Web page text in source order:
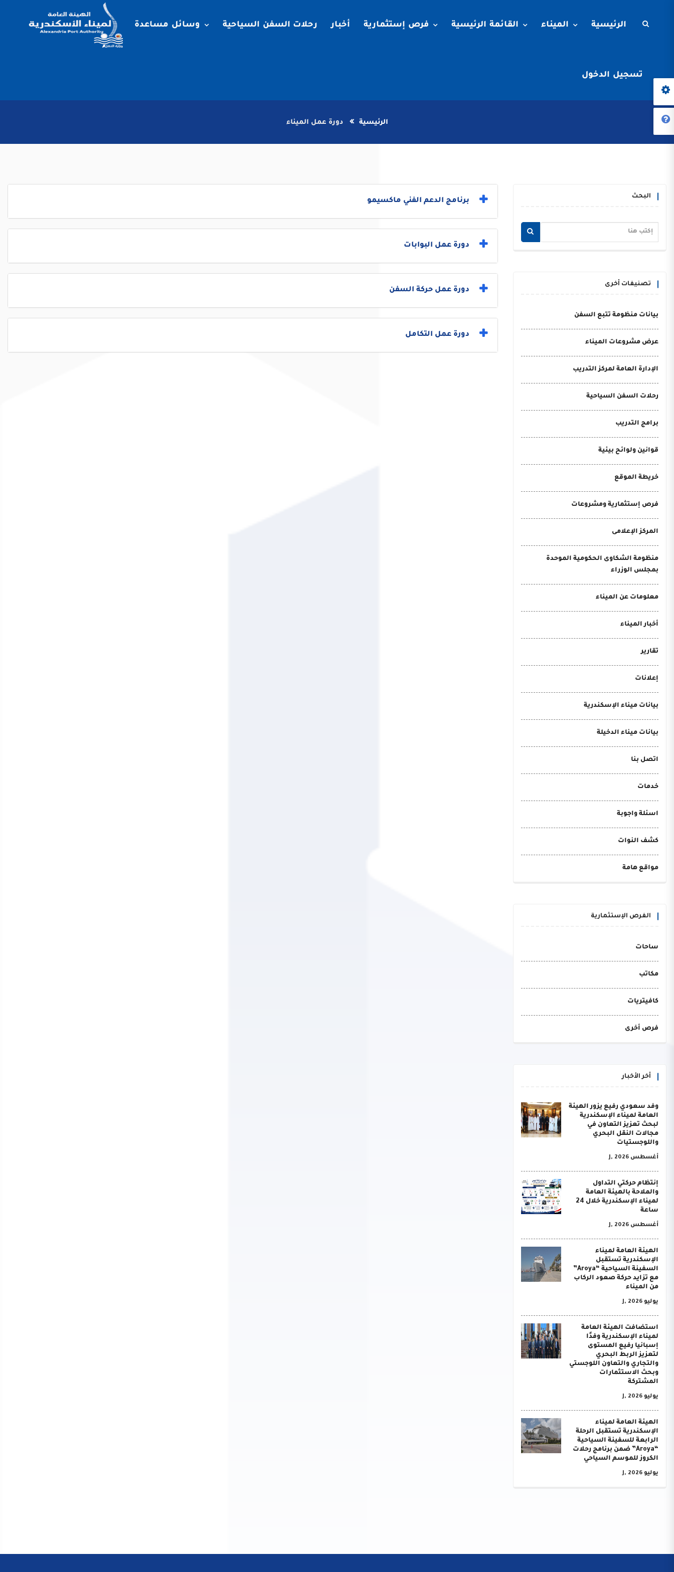
الرئيسية الميناء القائمة الرئيسية فرص إستثمارية أخبار رحلات السفن السياحية وسائل مساعدة
تسجيل الدخول
الرئيسية دورة عمل الميناء
البحث
تصنيفات أخرى
بيانات منظومة تتبع السفن
عرض مشروعات الميناء
الإدارة العامة لمركز التدريب
رحلات السفن السياحية
برامج التدريب
قوانين ولوائح بيئية
خريطة الموقع
فرص إستثمارية ومشروعات
المركز الإعلامى
منظومة الشكاوى الحكومية الموحدة
بمجلس الوزراء
معلومات عن الميناء
أخبار الميناء
تقارير
إعلانات
بيانات ميناء الإسكندرية
بيانات ميناء الدخيلة
اتصل بنا
خدمات
اسئلة واجوبة
كشف النوات
مواقع هامة
الفرص الإستثمارية
ساحات
مكاتب
كافيتريات
فرص أخرى
أخر الأخبار
وفد سعودي رفيع يزور الهيئة
العامة لميناء الإسكندرية
لبحث تعزيز التعاون في
مجالات النقل البحري
واللوجستيات
أغسطس J, 2026
إنتظام حركتي التداول
والملاحة بالهيئة العامة
لميناء الإسكندرية خلال 24
ساعة
أغسطس J, 2026
الهيئة العامة لميناء
الإسكندرية تستقبل
السفينة السياحية “Aroya”
مع تزايد حركة صعود الركاب
من الميناء
يوليو J, 2026
استضافت الهيئة العامة
لميناء الإسكندرية وفدًا
إسبانيا رفيع المستوى
لتعزيز الربط البحري
والتجاري والتعاون اللوجستي
وبحث الاستثمارات
المشتركة
يوليو J, 2026
الهيئة العامة لميناء
الإسكندرية تستقبل الرحلة
الرابعة للسفينة السياحية
“Aroya” ضمن برنامج رحلات
الكروز للموسم السياحي
يوليو J, 2026
برنامج الدعم الفني ماكسيمو
دورة عمل البوابات
دورة عمل حركة السفن
دورة عمل التكامل